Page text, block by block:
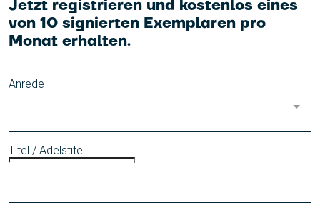
Jetzt registrieren und kostenlos eines
von 10 signierten Exemplaren pro
Monat erhalten.